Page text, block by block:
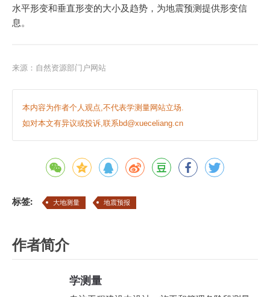
水平形变和垂直形变的大小及趋势，为地震预测提供形变信
息。
来源： 自然资源部门户网站
本内容为作者个人观点,不代表学测量网站立场.
如对本文有异议或投诉,联系bd@xueceliang.cn
标签: 大地测量 地震预报
作者简介
学测量